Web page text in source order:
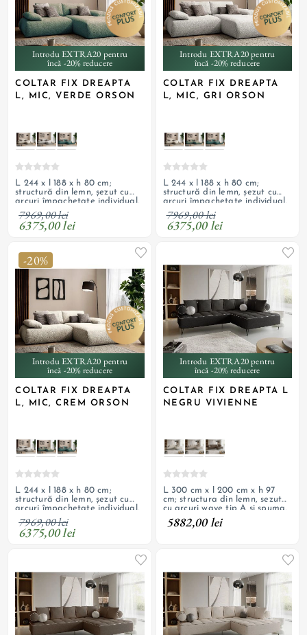
Introdu EXTRA20 pentru
încă -20% reducere
COLTAR FIX DREAPTA
L, MIC, VERDE ORSON
L 244 x l 188 x h 80 cm;
structură din lemn, șezut cu
arcuri împachetate individual,
suspensie cu arcuri ondulate,
umplutură cu spumă
poliuretanică, tapițerie din
7969,00 lei
6375,00 lei
Introdu EXTRA20 pentru
încă -20% reducere
COLTAR FIX DREAPTA
L, MIC, GRI ORSON
L 244 x l 188 x h 80 cm;
structură din lemn, șezut cu
arcuri împachetate individual,
suspensie cu arcuri ondulate,
umplutură cu spumă
poliuretanică, tapițerie din
7969,00 lei
6375,00 lei
-20%
Introdu EXTRA20 pentru
încă -20% reducere
COLTAR FIX DREAPTA
L, MIC, CREM ORSON
L 244 x l 188 x h 80 cm;
structură din lemn, șezut cu
arcuri împachetate individual,
suspensie cu arcuri ondulate,
umplutură cu spumă
poliuretanică, tapițerie din
7969,00 lei
6375,00 lei
Introdu EXTRA20 pentru
încă -20% reducere
COLTAR FIX DREAPTA L
NEGRU VIVIENNE
L 300 cm x l 200 cm x h 97
cm; structura din lemn, sezut
cu arcuri wave tip A si spuma,
tapiterie din textil boucle, tiv
decorativ de contrast alb din
5882,00 lei